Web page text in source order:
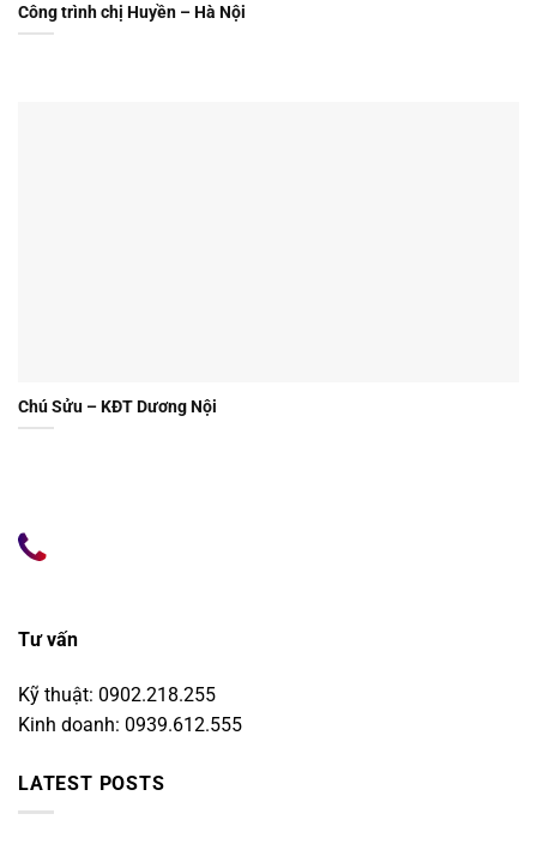
Công trình chị Huyền – Hà Nội
Chú Sửu – KĐT Dương Nội
Tư vấn
Kỹ thuật: 0902.218.255
Kinh doanh: 0939.612.555
LATEST POSTS